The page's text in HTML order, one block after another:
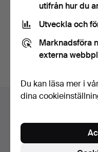
Du kan också söka i
utifrån hur du
Utveckla och
Marknadsföra
externa
Du kan läsa mer i
dina